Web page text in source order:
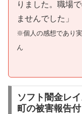
りました。職場
ませんでした」
※個人の感想であり
ん
ソフト闇金レ
町の被害報告付